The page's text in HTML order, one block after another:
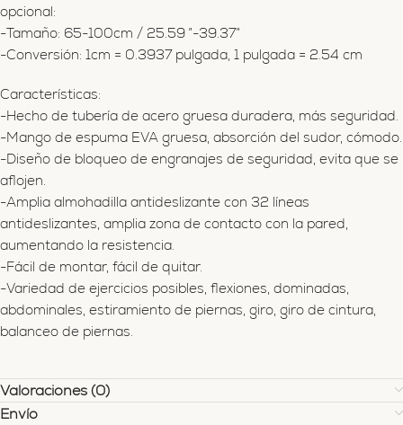
opcional:
-Tamaño: 65-100cm / 25.59 ”-39.37”
-Conversión: 1cm = 0.3937 pulgada, 1 pulgada = 2.54 cm
Características:
-Hecho de tubería de acero gruesa duradera, más seguridad.
-Mango de espuma EVA gruesa, absorción del sudor, cómodo.
-Diseño de bloqueo de engranajes de seguridad, evita que se
aflojen.
-Amplia almohadilla antideslizante con 32 líneas
antideslizantes, amplia zona de contacto con la pared,
aumentando la resistencia.
-Fácil de montar, fácil de quitar.
-Variedad de ejercicios posibles, flexiones, dominadas,
abdominales, estiramiento de piernas, giro, giro de cintura,
balanceo de piernas.
Valoraciones (0)
Envío